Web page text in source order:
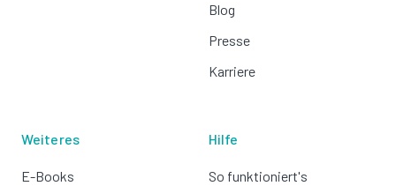
Blog
Presse
Karriere
Weiteres
E-Books
Hilfe
So funktioniert's